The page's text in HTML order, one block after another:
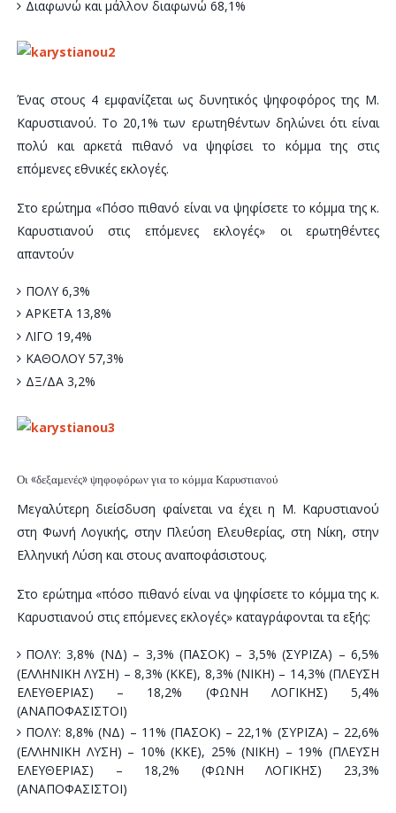
Διαφωνώ και μάλλον διαφωνώ 68,1%
Ένας στους 4 εμφανίζεται ως δυνητικός ψηφοφόρος της Μ.
Καρυστιανού. Το 20,1% των ερωτηθέντων δηλώνει ότι είναι
πολύ και αρκετά πιθανό να ψηφίσει το κόμμα της στις
επόμενες εθνικές εκλογές.
Στο ερώτημα «Πόσο πιθανό είναι να ψηφίσετε το κόμμα της κ.
Καρυστιανού στις επόμενες εκλογές» οι ερωτηθέντες
απαντούν
ΠΟΛΥ 6,3%
ΑΡΚΕΤΑ 13,8%
ΛΙΓΟ 19,4%
ΚΑΘΟΛΟΥ 57,3%
ΔΞ/ΔΑ 3,2%
Οι «δεξαμενές» ψηφοφόρων για το κόμμα Καρυστιανού
Μεγαλύτερη διείσδυση φαίνεται να έχει η Μ. Καρυστιανού
στη Φωνή Λογικής, στην Πλεύση Ελευθερίας, στη Νίκη, στην
Ελληνική Λύση και στους αναποφάσιστους.
Στο ερώτημα «πόσο πιθανό είναι να ψηφίσετε το κόμμα της κ.
Καρυστιανού στις επόμενες εκλογές» καταγράφονται τα εξής:
ΠΟΛΥ: 3,8% (ΝΔ) – 3,3% (ΠΑΣΟΚ) – 3,5% (ΣΥΡΙΖΑ) – 6,5%
(ΕΛΛΗΝΙΚΗ ΛΥΣΗ) – 8,3% (ΚΚΕ), 8,3% (ΝΙΚΗ) – 14,3% (ΠΛΕΥΣΗ
ΕΛΕΥΘΕΡΙΑΣ) – 18,2% (ΦΩΝΗ ΛΟΓΙΚΗΣ) 5,4%
(ΑΝΑΠΟΦΑΣΙΣΤΟΙ)
ΠΟΛΥ: 8,8% (ΝΔ) – 11% (ΠΑΣΟΚ) – 22,1% (ΣΥΡΙΖΑ) – 22,6%
(ΕΛΛΗΝΙΚΗ ΛΥΣΗ) – 10% (ΚΚΕ), 25% (ΝΙΚΗ) – 19% (ΠΛΕΥΣΗ
ΕΛΕΥΘΕΡΙΑΣ) – 18,2% (ΦΩΝΗ ΛΟΓΙΚΗΣ) 23,3%
(ΑΝΑΠΟΦΑΣΙΣΤΟΙ)